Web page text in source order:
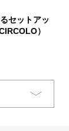
セットアッ
）